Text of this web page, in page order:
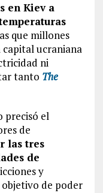
en Kiev a
que millones
capital ucraniana
ni
tanto The
precisó el
de
las tres
de
y
de poder